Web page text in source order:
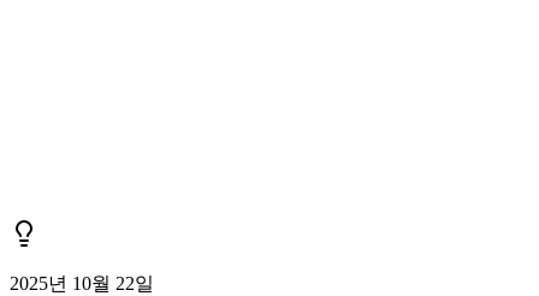
2025년 10월 22일